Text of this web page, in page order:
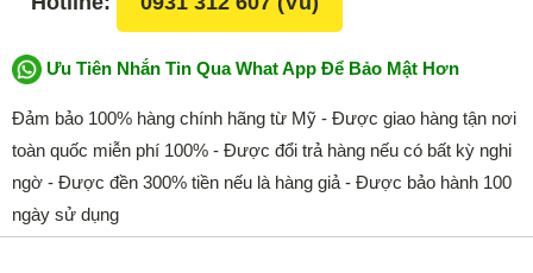
Ưu Tiên Nhắn Tin Qua What App Để Bảo Mật Hơn
Đảm bảo 100% hàng chính hãng từ Mỹ - Được giao hàng tận nơi
toàn quốc miễn phí 100% - Được đổi trả hàng nếu có bất kỳ nghi
ngờ - Được đền 300% tiền nếu là hàng giả - Được bảo hành 100
ngày sử dụng